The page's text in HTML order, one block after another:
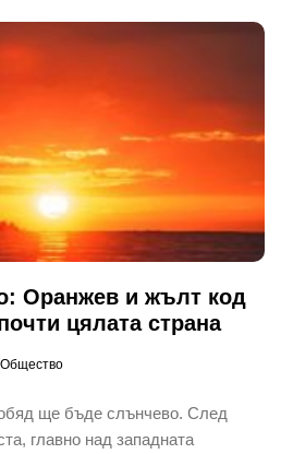
Оранжев и жълт код
цялата страна
Общество
ще бъде слънчево. След
главно над западната